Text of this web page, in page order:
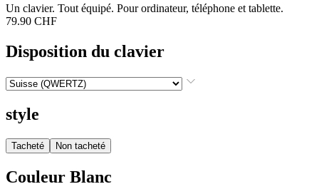
Un clavier. Tout équipé. Pour ordinateur, téléphone et tablette.
79.90 CHF
Disposition du clavier
style
Tacheté Non tacheté
Couleur Blanc